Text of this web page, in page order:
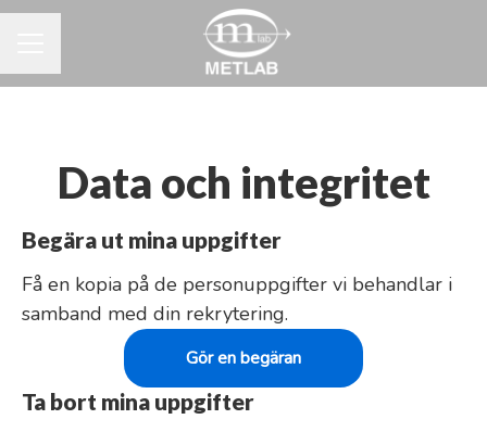
Data och integritet
Begära ut mina uppgifter
Få en kopia på de personuppgifter vi behandlar i
samband med din rekrytering.
Gör en begäran
Ta bort mina uppgifter